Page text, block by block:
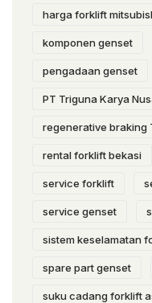
harga forklift
komponen genset
pengadaan genset
PT Triguna Karya
regenerative braking
rental forklift bekasi
service forklift
service genset
sistem keselamatan
spare part genset
suku cadang forklift